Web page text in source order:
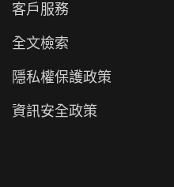
客戶服務
全文檢索
隱私權保護政策
資訊安全政策